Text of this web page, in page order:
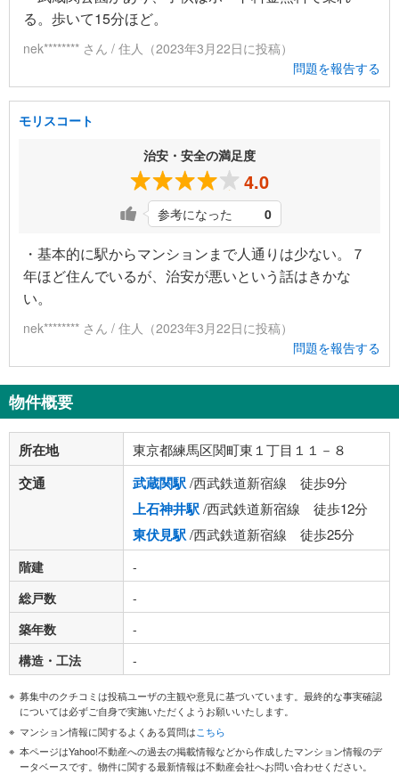
る。歩いて15分ほど。
nek******** さん / 住人（2023年3月22日に投稿）
問題を報告する
モリスコート
治安・安全の満足度
4.0
参考になった 0
・基本的に駅からマンションまで人通りは少ない。７
年ほど住んでいるが、治安が悪いという話はきかな
い。
nek******** さん / 住人（2023年3月22日に投稿）
問題を報告する
物件概要
所在地 東京都練馬区関町東１丁目１１－８
交通 武蔵関駅/西武鉄道新宿線 徒歩9分
上石神井駅/西武鉄道新宿線 徒歩12分
東伏見駅/西武鉄道新宿線 徒歩25分
階建
-
総戸数
-
築年数
-
構造・工法
-
募集中のクチコミは投稿ユーザの主観や意見に基づいています。最終的な事実確認
については必ずご自身で実施いただくようお願いいたします。
マンション情報に関するよくある質問はこちら
本ページはYahoo!不動産への過去の掲載情報などから作成したマンション情報のデ
ータベースです。物件に関する最新情報は不動産会社へお問い合わせください。